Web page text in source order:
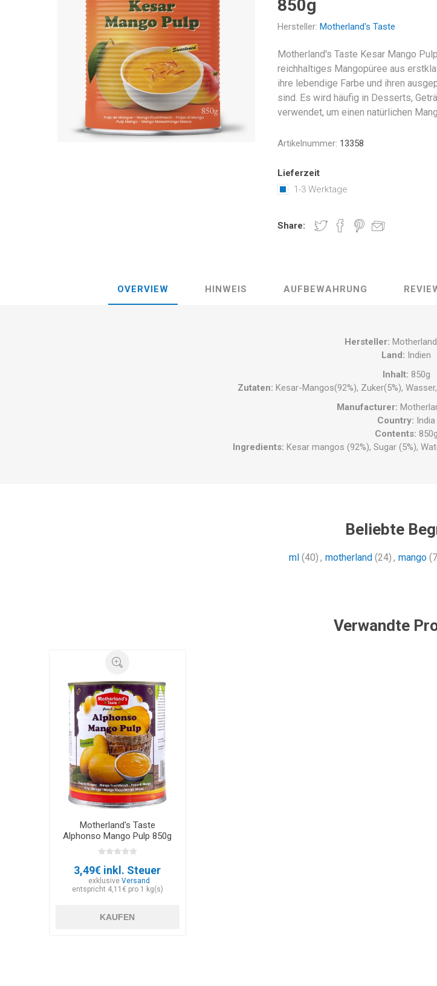
850g
Hersteller: Motherland's Taste
Motherland's Taste Kesar Mango
reichhaltiges Mangopüree aus
ihre lebendige Farbe und ihren
sind. Es wird häufig in Desserts,
verwendet, um einen natürlichen
Artikelnummer: 13358
Lieferzeit
1-3 Werktage
Share:
OVERVIEW HINWEIS AUFBEWAHRUNG
Hersteller:
Land: Indien
Inhalt: 850g
Zutaten: Kesar-Mangos(92%), Zuker(5%),
Manufacturer:
Country: India
Contents: 850g
Ingredients: Kesar mangos (92%), Sugar (5%),
Beliebte
ml (40) , motherland (24) , mango
Verwandte
Motherland's Taste
Alphonso Mango Pulp 850g
3,49€ inkl. Steuer
exklusive Versand
entspricht 4,11€ pro 1 kg(s)
KAUFEN